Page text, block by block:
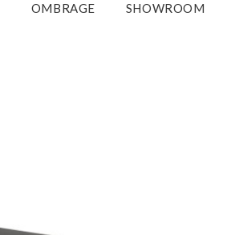
OMBRAGE SHOWROOM